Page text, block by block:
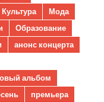
Культура
Мода
Образование
анонс концерта
альбом
премьера